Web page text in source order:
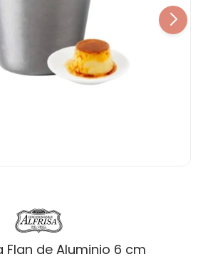
Flan de Aluminio 6 cm